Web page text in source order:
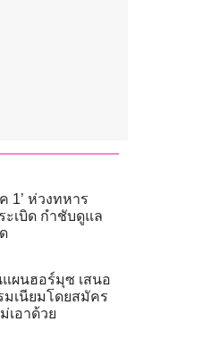
1’ ห่วงทหาร
ะเบิด กำชับดูแล
ผนฮอร์มุซ เสนอ
มเนียมโดยสมัคร
เอาด้วย